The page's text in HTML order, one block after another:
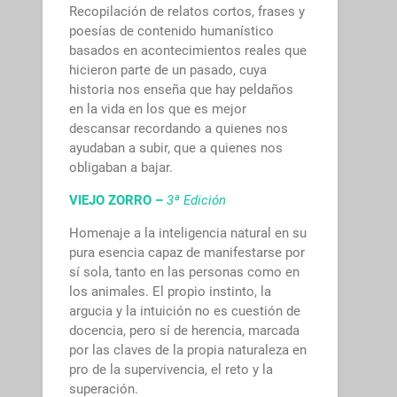
Recopilación de relatos cortos, frases y
poesías de contenido humanístico
basados en acontecimientos reales que
hicieron parte de un pasado, cuya
historia nos enseña que hay peldaños
en la vida en los que es mejor
descansar recordando a quienes nos
ayudaban a subir, que a quienes nos
obligaban a bajar.
VIEJO ZORRO – 3ª Edición
Homenaje a la inteligencia natural en su
pura esencia capaz de manifestarse por
sí sola, tanto en las personas como en
los animales. El propio instinto, la
argucia y la intuición no es cuestión de
docencia, pero sí de herencia, marcada
por las claves de la propia naturaleza en
pro de la supervivencia, el reto y la
superación.